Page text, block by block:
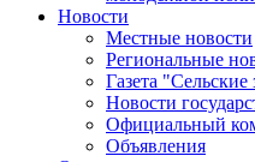
Новости
Местные новости
Региональные
Газета "Сельские
Новости
Официальный
Объявления